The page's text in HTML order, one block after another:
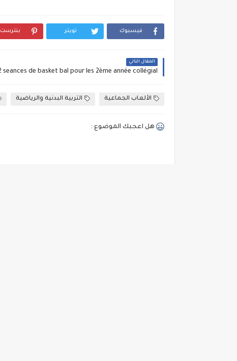
فيسبوك تويتر بنترست
المقال التالي
الألعاب الجماعية التربية البدنية والرياضية
هل اعجبك الموضوع :